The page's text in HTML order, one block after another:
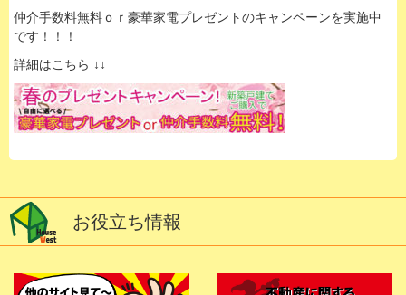
仲介手数料無料ｏｒ豪華家電プレゼントのキャンペーンを実施中
です！！！
詳細はこちら ↓↓
お役立ち情報